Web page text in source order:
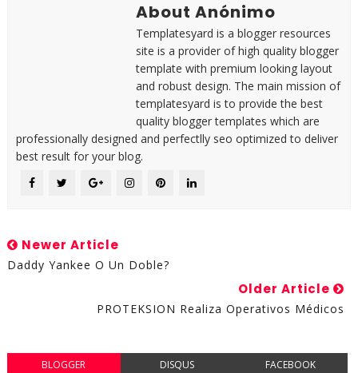
About Anónimo
Templatesyard is a blogger resources
site is a provider of high quality blogger
template with premium looking layout
and robust design. The main mission of
templatesyard is to provide the best
quality blogger templates which are
professionally designed and perfectlly seo optimized to deliver
best result for your blog.
Newer Article
Daddy Yankee O Un Doble?
Older Article
PROTEKSION Realiza Operativos Médicos
BLOGGER DISQUS FACEBOOK